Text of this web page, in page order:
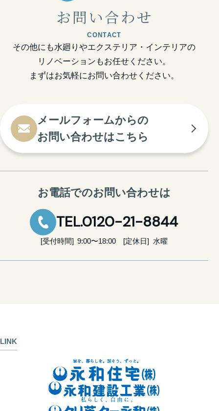
お問い合わせ
CONTACT
その他にも水廻りやエクステリア・インテリアの
リノベーションもお任せください。
まずはお気軽にお問い合わせください。
メールフォームからの
お問い合わせはこちら
お電話でのお問い合わせは
TEL.0120-21-8844
受付時間 9:00〜18:00 定休日 水曜
LINK